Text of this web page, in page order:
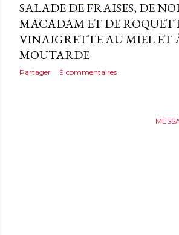
SALADE DE FRAISES, DE
MACADAM ET DE
VINAIGRETTE AU MIEL ET
MOUTARDE
Partager 9 commentaires